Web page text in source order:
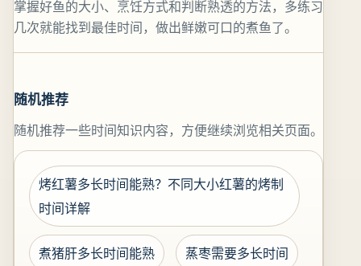
掌握好鱼的大小、烹饪方式和判断熟透的方法，多练习
几次就能找到最佳时间，做出鲜嫩可口的煮鱼了。
随机推荐
随机推荐一些时间知识内容，方便继续浏览相关页面。
烤红薯多长时间能熟？不同大小红薯的烤制
时间详解
煮猪肝多长时间能熟 蒸枣需要多长时间